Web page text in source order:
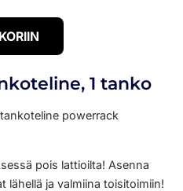
1 tanko
powerrack
pois lattioilta! Asenna
lähellä ja valmiina toisitoimiin!